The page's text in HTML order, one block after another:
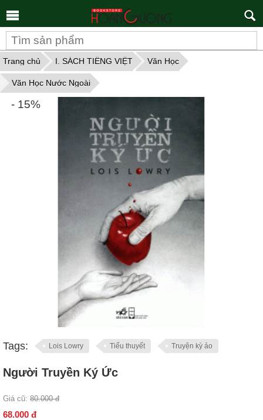
Trang chủ I. SÁCH TIẾNG VIỆT Văn Học
Văn Học Nước Ngoài
Tags: Lois Lowry Tiểu thuyết Truyện kỳ ảo
- 15%
Người Truyền Ký Ức
Giá cũ: 80.000 đ
68.000 đ